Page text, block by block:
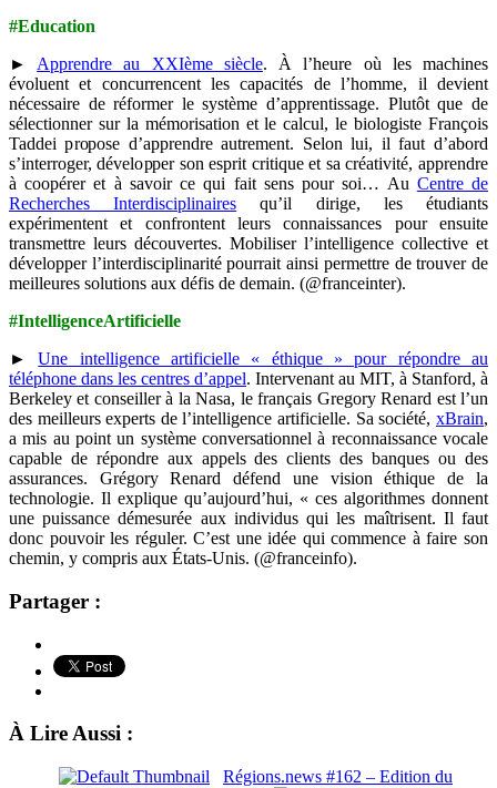
#Education
► Apprendre au XXIème siècle. À l’heure où les machines
évoluent et concurrencent les capacités de l’homme, il devient
nécessaire de réformer le système d’apprentissage. Plutôt que de
sélectionner sur la mémorisation et le calcul, le biologiste François
Taddei propose d’apprendre autrement. Selon lui, il faut d’abord
s’interroger, développer son esprit critique et sa créativité, apprendre
à coopérer et à savoir ce qui fait sens pour soi… Au Centre de
Recherches Interdisciplinaires qu’il dirige, les étudiants
expérimentent et confrontent leurs connaissances pour ensuite
transmettre leurs découvertes. Mobiliser l’intelligence collective et
développer l’interdisciplinarité pourrait ainsi permettre de trouver de
meilleures solutions aux défis de demain. (@franceinter).
#IntelligenceArtificielle
►Une intelligence artificielle « éthique » pour répondre au
téléphone dans les centres d’appel. Intervenant au MIT, à Stanford, à
Berkeley et conseiller à la Nasa, le français Gregory Renard est l’un
des meilleurs experts de l’intelligence artificielle. Sa société, xBrain,
a mis au point un système conversationnel à reconnaissance vocale
capable de répondre aux appels des clients des banques ou des
assurances. Grégory Renard défend une vision éthique de la
technologie. Il explique qu’aujourd’hui, « ces algorithmes donnent
une puissance démesurée aux individus qui les maîtrisent. Il faut
donc pouvoir les réguler. C’est une idée qui commence à faire son
chemin, y compris aux États-Unis. (@franceinfo).
Partager :
À Lire Aussi :
Régions.news #162 – Edition du